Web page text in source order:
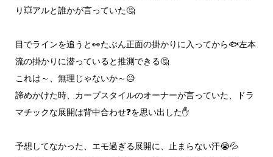
り💥アルと誰かが言っていた🤔
目でラインを追うと👀たぶん正面の掛かりに入ってから🐟️左本
流の掛かりに潜っていると推測できる🤔
これは～、無理じゃないか～😥
諦めかけた時、カープスタイルのオーナーが言っていた、ドラ
マチックな展開は背中合わせ❓️を思い出した✋
予想してなかった、エモ過ぎる展開に、止まらない汗😭💦